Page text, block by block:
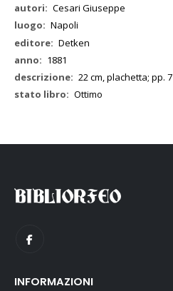
Cesari Giuseppe
Napoli
Detken
1881
22 cm, plachetta; pp. 7
Ottimo
INFORMAZIONI